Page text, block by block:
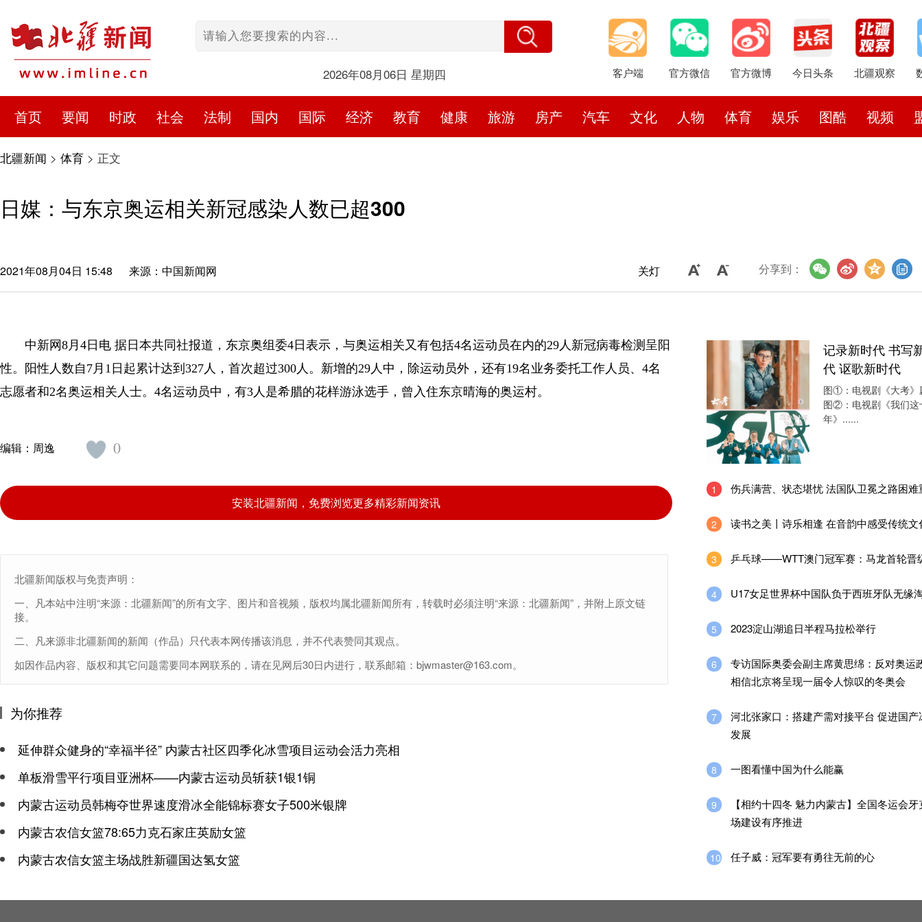
2026年08月06日 星期四 客户端 官方微信 官方微博 今日头条 北疆观察
首页 要闻 时政 社会 法制 国内 国际 经济 教育 健康 旅游 房产 汽车 文化 人物 体育 娱乐 图酷 视频
北疆新闻 > 体育 > 正文
日媒：与东京奥运相关新冠感染人数已超300
2021年08月04日 15:48 来源：中国新闻网 关灯 分享到：
中新网8月4日电 据日本共同社报道，东京奥组委4日表示，与奥运相关又有包括4名运动员在内的29人新冠病毒检测呈阳
性。阳性人数自7月1日起累计达到327人，首次超过300人。新增的29人中，除运动员外，还有19名业务委托工作人员、4名
志愿者和2名奥运相关人士。4名运动员中，有3人是希腊的花样游泳选手，曾入住东京晴海的奥运村。
编辑： 周逸 0
安装北疆新闻，免费浏览更多精彩新闻资讯
北疆新闻版权与免责声明：
一、凡本站中注明“来源：北疆新闻”的所有文字、图片和音视频，版权均属北疆新闻所有，转载时必须注明“来源：北疆新闻”，并附上原文链
接。
二、凡来源非北疆新闻的新闻（作品）只代表本网传播该消息，并不代表赞同其观点。
如因作品内容、版权和其它问题需要同本网联系的，请在见网后30日内进行，联系邮箱：bjwmaster@163.com。
为你推荐
延伸群众健身的“幸福半径” 内蒙古社区四季化冰雪项目运动会活力亮相
单板滑雪平行项目亚洲杯——内蒙古运动员斩获1银1铜
内蒙古运动员韩梅夺世界速度滑冰全能锦标赛女子500米银牌
内蒙古农信女篮78:65力克石家庄英励女篮
内蒙古农信女篮主场战胜新疆国达氢女篮
记录新时代 书写
代 讴歌新时代
图①：电视剧《大考》
图②：电视剧《我们这
年》......
1 伤兵满营、状态堪忧 法国队卫冕之路困难
2 读书之美丨诗乐相逢 在音韵中感受传统文
3 乒乓球——WTT澳门冠军赛：马龙首轮晋
4 U17女足世界杯中国队负于西班牙队无缘
5 2023淀山湖追日半程马拉松举行
6
专访国际奥委会副主席黄思绵：反对奥运
相信北京将呈现一届令人惊叹的冬奥会
7
河北张家口：搭建产需对接平台 促进国产
发展
8 一图看懂中国为什么能赢
9
【相约十四冬 魅力内蒙古】全国冬运会
场建设有序推进
10 任子威：冠军要有勇往无前的心